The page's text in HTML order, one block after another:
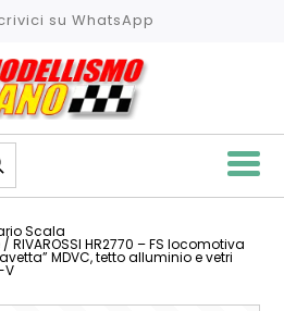
su WhatsApp
Scala
/ RIVAROSSI HR2770 – FS locomotiva
MDVC, tetto alluminio e vetri
V